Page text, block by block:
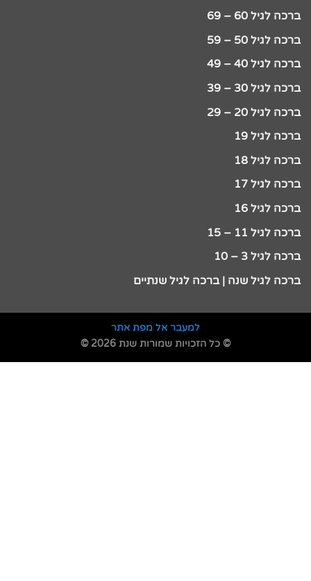
ברכה לגיל 60 – 69
ברכה לגיל 50 – 59
ברכה לגיל 40 – 49
ברכה לגיל 30 – 39
ברכה לגיל 20 – 29
ברכה לגיל 19
ברכה לגיל 18
ברכה לגיל 17
ברכה לגיל 16
ברכה לגיל 11 – 15
ברכה לגיל 3 – 10
ברכה לגיל שנה | ברכה לגיל שנתיים
למעבר אל מפת אתר
© כל הזכויות שמורות שנת 2026 ©